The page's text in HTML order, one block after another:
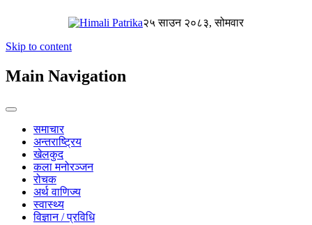
२५ साउन २०८३, सोमवार
Skip to content
Main Navigation
समाचार
अन्तराष्ट्रिय
खेलकुद
कला मनोरञ्जन
रोचक
अर्थ वाणिज्य
स्वास्थ्य
विज्ञान / प्रविधि